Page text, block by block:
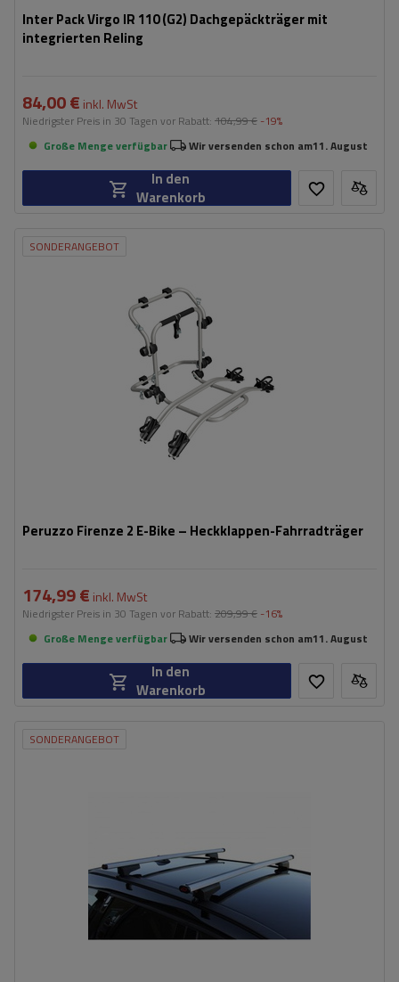
Inter Pack Virgo IR 110 (G2) Dachgepäckträger mit
integrierten Reling
84,00 € inkl. MwSt
Niedrigster Preis in 30 Tagen vor Rabatt: 104,99 € -19%
Große Menge verfügbar
Wir versenden schon am11. August
In den
Warenkorb
SONDERANGEBOT
Peruzzo Firenze 2 E-Bike – Heckklappen-Fahrradträger
45 kg
kompatibel mit Elektrofahrrädern
Aluminiumkonstruktion
174,99 € inkl. MwSt
Niedrigster Preis in 30 Tagen vor Rabatt: 209,99 € -16%
Große Menge verfügbar
Wir versenden schon am11. August
In den
Warenkorb
SONDERANGEBOT